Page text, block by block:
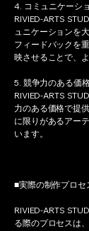
4. コミュニケーシ
RIVIED-ARTS
ュニケーションを
フィードバックを
映させることで、
5. 競争力のある価
RIVIED-ARTS
力のある価格で提
に限りがあるアー
います。
■実際の制作プロセ
RIVIED-ARTS
る際のプロセスは